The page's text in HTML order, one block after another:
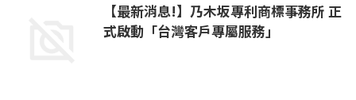
【最新消息!】乃木坂專利商標事務所 正
式啟動「台灣客戶專屬服務」